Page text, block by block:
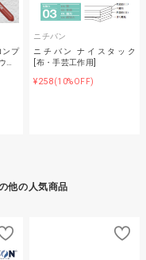
ンプ
…
ニチバン
ニチバン ナイスタック
[布・手芸工作用]
¥258(10%OFF)
他の人気商品